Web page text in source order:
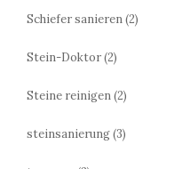
Schiefer sanieren(2)
Stein-Doktor(2)
Steine reinigen(2)
steinsanierung(3)